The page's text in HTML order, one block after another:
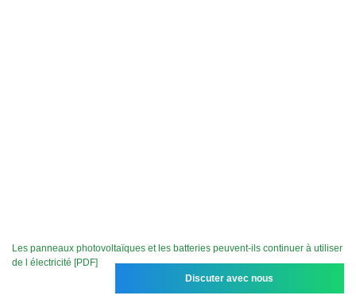
Les panneaux photovoltaïques et les batteries peuvent-ils continuer à utiliser
de l électricité [PDF]
Discuter avec nous